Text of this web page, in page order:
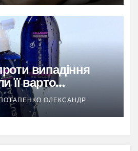
випадіння
її варто
та яких
ОЛЕКСАНДР